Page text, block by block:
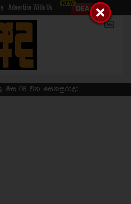
Advertise With Us
මස 08 වන සෙනසුරාදා